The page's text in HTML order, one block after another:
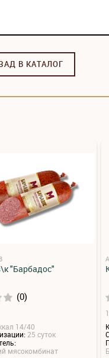
В КАТАЛОГ
"Барбадос"
(0)
14/40
25 суток
мясокомбинат